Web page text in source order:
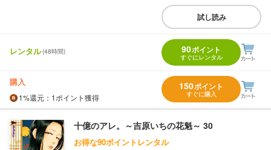
試し読み
レンタル(48時間) 90ポイント
すぐにレンタル
購入
1%還元 ：1ポイント獲得
150ポイント
すぐに購入
十億のアレ。～吉原いちの花魁～ 30
お得な90ポイントレンタル